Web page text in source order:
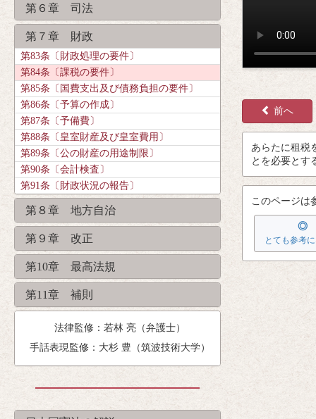
第６章 司法
第７章 財政
第83条〔財政処理の要件〕
第84条〔課税の要件〕
第85条〔国費支出及び債務負担の要件〕
第86条〔予算の作成〕
第87条〔予備費〕
第88条〔皇室財産及び皇室費用〕
第89条〔公の財産の用途制限〕
第90条〔会計検査〕
第91条〔財政状況の報告〕
第８章 地方自治
第９章 改正
第10章 最高法規
第11章 補則
法律監修：若林 亮（弁護士）
手話表現監修：大杉 豊（筑波技術大学）
前へ
あらたに租税
とを必要とす
このページは
◎
とても参考